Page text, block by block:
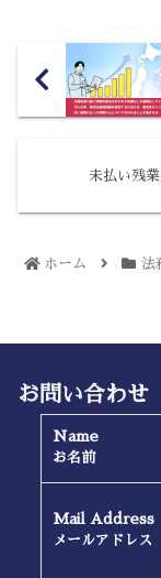
未払い残
ホーム 法
お問い合わせ
Name
お名前
Mail Address
メールアドレス